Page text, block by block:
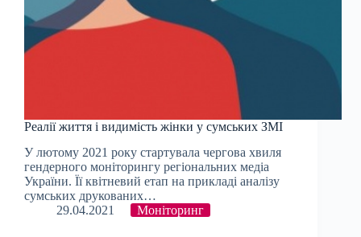
Реалії життя і видимість жінки у сумських ЗМІ
У лютому 2021 року стартувала чергова хвиля
гендерного моніторингу регіональних медіа
України. Її квітневий етап на прикладі аналізу
сумських друкованих…
29.04.2021
Моніторинг